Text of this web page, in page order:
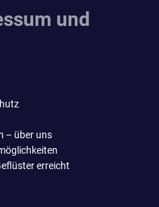
und
– über uns
erreicht